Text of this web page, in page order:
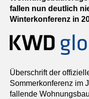
fallen nun deutlich
Winterkonferenz in
Überschrift der
Sommerkonferenz im
fallende